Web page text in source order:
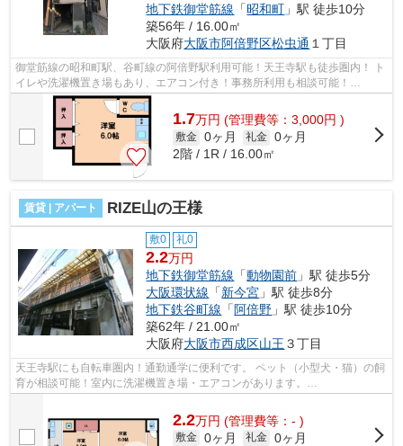
地下鉄御堂筋線 「昭和町 」駅 徒歩10分
築56年 / 16.00㎡
大阪府大阪市阿倍野区松虫通 １丁目
御堂筋線の昭和町駅、谷町線の阿倍野駅利用可能！天王寺駅も徒歩圏内！ ト
イレや洗濯機置き場もあり、エアコン付き！事務所利用も相談可能！
■□■□■□■□■□■□■□■□■□■□■□■□■□■□■□■□■□■□■...
1.7万円 (管理費等：3,000円 )
敷金 0ヶ月 礼金 0ヶ月
2階 / 1R / 16.00㎡
賃貸 | アパート RIZE山の王様
敷0 礼0
2.2万円
地下鉄御堂筋線 「動物園前 」駅 徒歩5分
大阪環状線 「新今宮 」駅 徒歩8分
地下鉄谷町線 「 阿倍野 」駅 徒歩10分
築62年 / 21.00㎡
大阪府大阪市西成区山王 ３丁目
天王寺駅にも自転車圏内！通勤通学に便利です。 ペット（小型犬・猫）の飼
育が相談可能！室内に洗濯機置き場・エアコンがあります。
2.2万円 (管理費等：- )
敷金 0ヶ月 礼金 0ヶ月